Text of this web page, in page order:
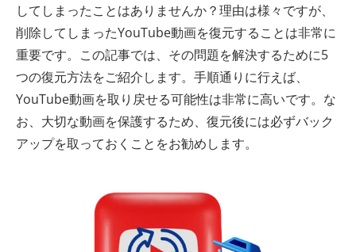
してしまったことはありませんか？理由は様々ですが、
削除してしまったYouTube動画を復元することは非常に
重要です。この記事では、その問題を解決するために5
つの復元方法をご紹介します。手順通りに行えば、
YouTube動画を取り戻せる可能性は非常に高いです。な
お、大切な動画を保護するため、復元後には必ずバック
アップを取っておくことをお勧めします。